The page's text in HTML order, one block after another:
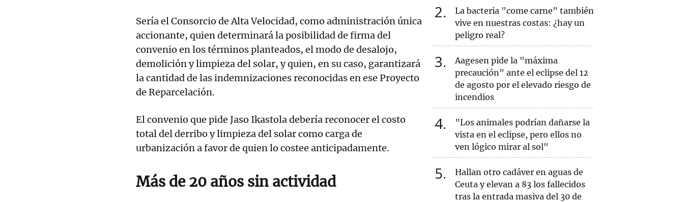
Sería el Consorcio de Alta Velocidad, como administración única
accionante, quien determinará la posibilidad de firma del
convenio en los términos planteados, el modo de desalojo,
demolición y limpieza del solar, y quien, en su caso, garantizará
la cantidad de las indemnizaciones reconocidas en ese Proyecto
de Reparcelación.
El convenio que pide Jaso Ikastola debería reconocer el costo
total del derribo y limpieza del solar como carga de
urbanización a favor de quien lo costee anticipadamente.
Más de 20 años sin actividad
2
La bacteria "come carne" también
vive en nuestras costas: ¿hay un
peligro real?
3
Aagesen pide la "máxima
precaución" ante el eclipse del 12
de agosto por el elevado riesgo de
incendios
4
"Los animales podrían dañarse la
vista en el eclipse, pero ellos no
ven lógico mirar al sol"
5
Hallan otro cadáver en aguas de
Ceuta y elevan a 83 los fallecidos
tras la entrada masiva del 30 de